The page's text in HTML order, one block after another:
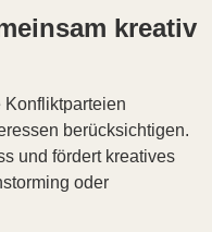
kreativ
Konfliktparteien
berücksichtigen.
und fördert kreatives
oder